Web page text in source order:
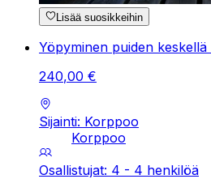
Lisää suosikkeihin
Yöpyminen puiden
240,00 €
Sijainti: Korppoo
Korppoo
Osallistujat: 4 - 4 henkilöä